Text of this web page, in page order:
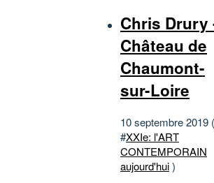
Chris Drury
Château de
Chaumont-
sur-Loire
10 septembre 2019 (
#XXIe: l'ART
CONTEMPORAIN
aujourd'hui)